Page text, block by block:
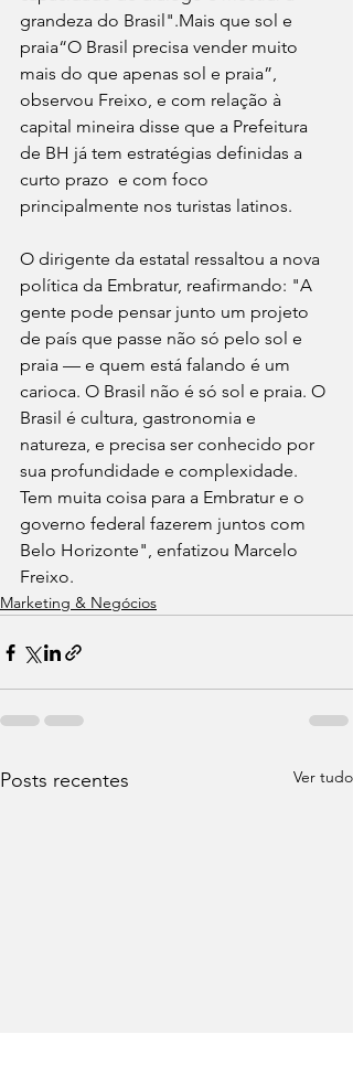
grandeza do Brasil".Mais que sol e
praia“O Brasil precisa vender muito
mais do que apenas sol e praia”,
observou Freixo, e com relação à
capital mineira disse que a Prefeitura
de BH já tem estratégias definidas a
curto prazo  e com foco
principalmente nos turistas latinos.
O dirigente da estatal ressaltou a nova
política da Embratur, reafirmando: "A
gente pode pensar junto um projeto
de país que passe não só pelo sol e
praia — e quem está falando é um
carioca. O Brasil não é só sol e praia. O
Brasil é cultura, gastronomia e
natureza, e precisa ser conhecido por
sua profundidade e complexidade.
Tem muita coisa para a Embratur e o
governo federal fazerem juntos com
Belo Horizonte", enfatizou Marcelo
Freixo.
Marketing & Negócios
Posts recentes Ver tudo